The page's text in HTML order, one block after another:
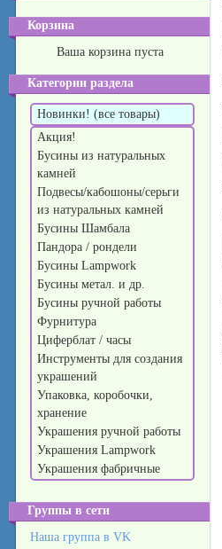
Корзина
Ваша корзина пуста
Категории раздела
Новинки! (все товары)
Акция!
Бусины из натуральных
камней
Подвесы/кабошоны/серьги
из натуральных камней
Бусины Шамбала
Пандора / рондели
Бусины Lampwork
Бусины метал. и др.
Бусины ручной работы
Фурнитура
Циферблат / часы
Инструменты для создания
украшений
Упаковка, коробочки,
хранение
Украшения ручной работы
Украшения Lampwork
Украшения фабричные
Группы в сети
Наша группа в VK